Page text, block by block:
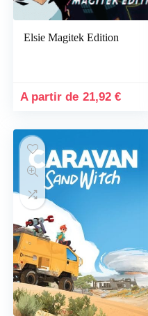
Elsie Magitek Edition
21,92€